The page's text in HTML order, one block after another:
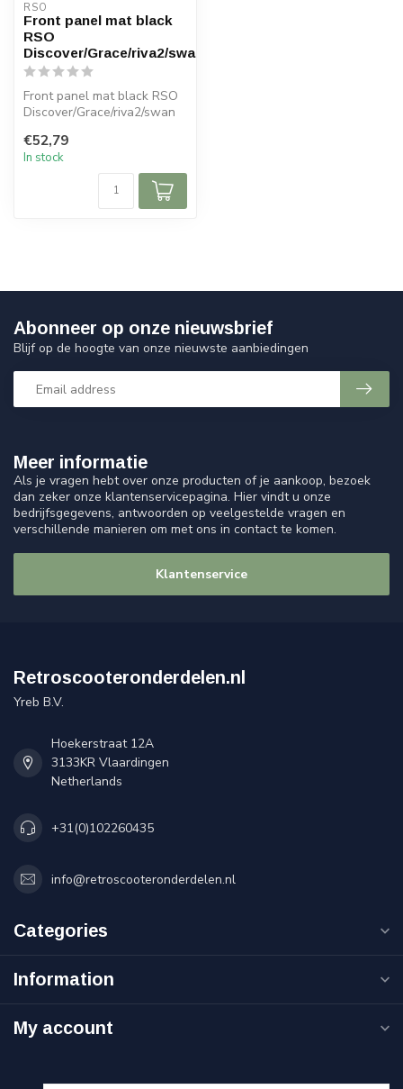
RSO
Front panel mat black
RSO
Discover/Grace/riva2/swan
Front panel mat black RSO
Discover/Grace/riva2/swan
€52,79
In stock
Meer informatie
Als je vragen hebt over onze producten of je aankoop, bezoek
dan zeker onze klantenservicepagina. Hier vindt u onze
bedrijfsgegevens, antwoorden op veelgestelde vragen en
verschillende manieren om met ons in contact te komen.
Klantenservice
Abonneer op onze nieuwsbrief
Blijf op de hoogte van onze nieuwste aanbiedingen
Retroscooteronderdelen.nl
Yreb B.V.
Hoekerstraat 12A
3133KR Vlaardingen
Netherlands
+31(0)102260435
info@retroscooteronderdelen.nl
Categories
Information
My account